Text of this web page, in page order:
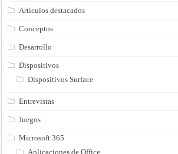
Artículos destacados
Conceptos
Desarrollo
Dispositivos
Dispositivos Surface
Entrevistas
Juegos
Microsoft 365
Aplicaciones de Office